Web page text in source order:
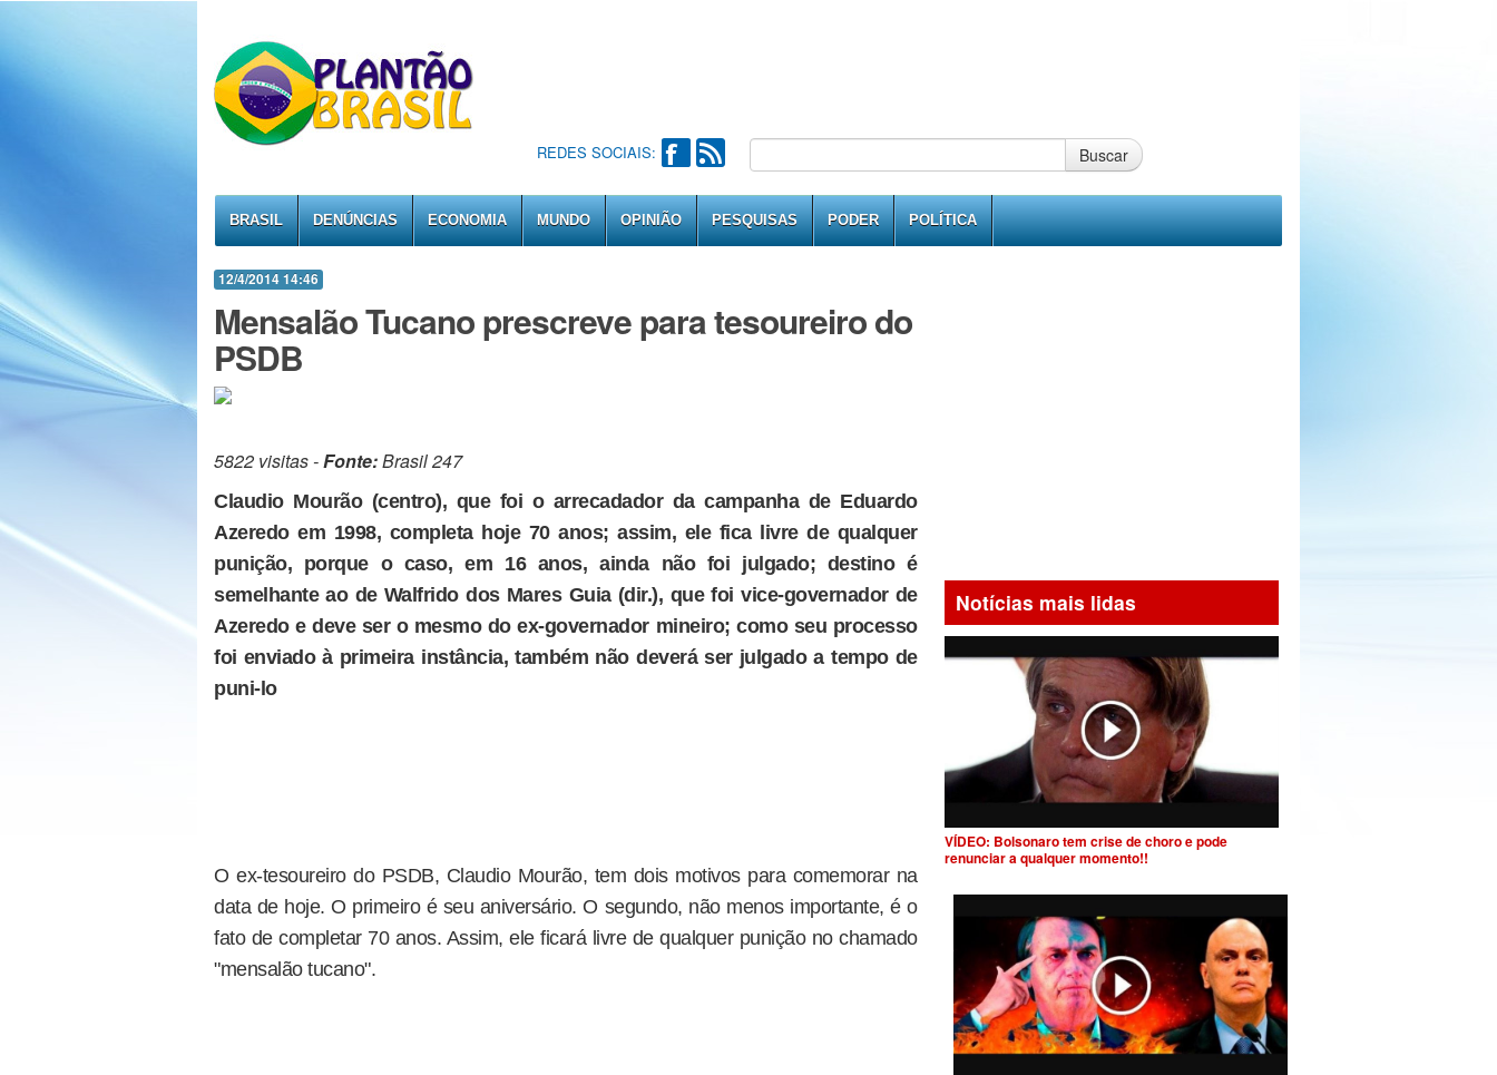
REDES SOCIAIS: Buscar
BRASIL DENÚNCIAS ECONOMIA MUNDO OPINIÃO PESQUISAS PODER POLÍTICA
12/4/2014 14:46
Mensalão Tucano prescreve para tesoureiro do
PSDB
5822 visitas -Fonte:Brasil 247
Claudio Mourão (centro), que foi o arrecadador da campanha de Eduardo
Azeredo em 1998, completa hoje 70 anos; assim, ele fica livre de qualquer
punição, porque o caso, em 16 anos, ainda não foi julgado; destino é
semelhante ao de Walfrido dos Mares Guia (dir.), que foi vice-governador de
Azeredo e deve ser o mesmo do ex-governador mineiro; como seu processo
foi enviado à primeira instância, também não deverá ser julgado a tempo de
puni-lo
O ex-tesoureiro do PSDB, Claudio Mourão, tem dois motivos para comemorar na
data de hoje. O primeiro é seu aniversário. O segundo, não menos importante, é o
fato de completar 70 anos. Assim, ele ficará livre de qualquer punição no chamado
"mensalão tucano".
Notícias mais lidas
VÍDEO: Bolsonaro tem crise de choro e pode
renunciar a qualquer momento!!